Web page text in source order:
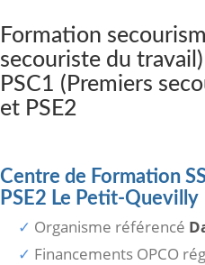
Formation
secouriste du
PSC1 (Premiers
et PSE2
Centre de Formation
PSE2 Le Petit-Quevilly
Organisme référencé
Financements OPCO